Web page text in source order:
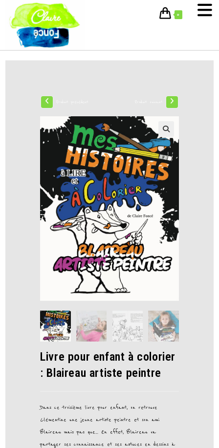
0
Livre pour enfant à colorier
: Blaireau artiste peintre
Dans ce troisième livre pour enfant, on retrouve
Clémentine une jeune artiste peintre et son ami
Blaireau mais pas que… En effet, Blaireau va
partager ses connaissance et ses astuces en dessins à